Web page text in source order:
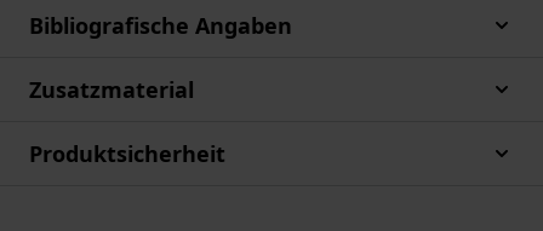
Bibliografische Angaben
Zusatzmaterial
Produktsicherheit